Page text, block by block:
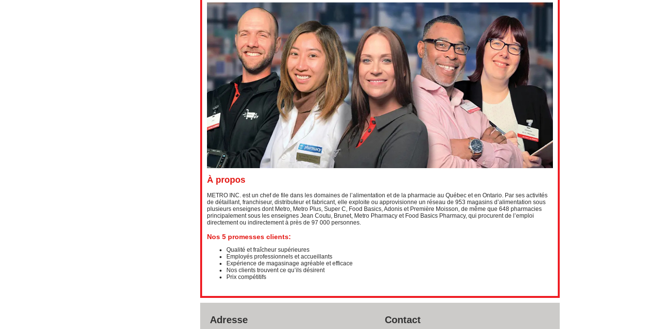
À propos
METRO INC. est un chef de file dans les domaines de l’alimentation et de la pharmacie au Québec et en Ontario. Par ses activités
de détaillant, franchiseur, distributeur et fabricant, elle exploite ou approvisionne un réseau de 953 magasins d’alimentation sous
plusieurs enseignes dont Metro, Metro Plus, Super C, Food Basics, Adonis et Première Moisson, de même que 648 pharmacies
principalement sous les enseignes Jean Coutu, Brunet, Metro Pharmacy et Food Basics Pharmacy, qui procurent de l’emploi
directement ou indirectement à près de 97 000 personnes.
Nos 5 promesses clients:
Qualité et fraîcheur supérieures
Employés professionnels et accueillants
Expérience de magasinage agréable et efficace
Nos clients trouvent ce qu’ils désirent
Prix compétitifs
Adresse Contact